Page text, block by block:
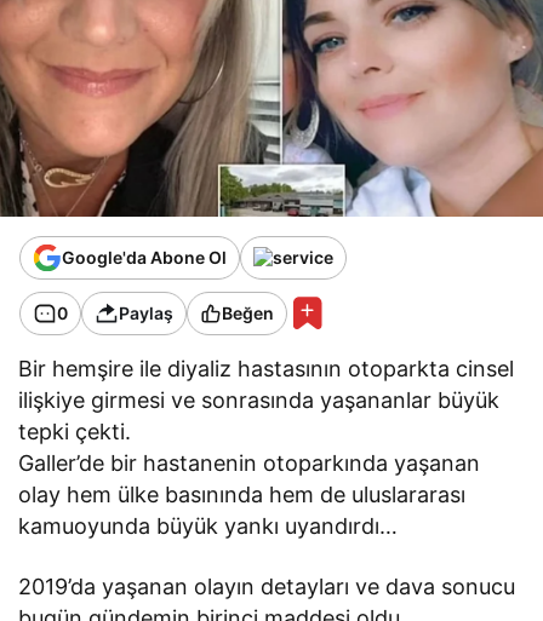
Google'da Abone Ol
0 Paylaş Beğen
Bir hemşire ile diyaliz hastasının otoparkta cinsel
ilişkiye girmesi ve sonrasında yaşananlar büyük
tepki çekti.
Galler’de bir hastanenin otoparkında yaşanan
olay hem ülke basınında hem de uluslararası
kamuoyunda büyük yankı uyandırdı…
2019’da yaşanan olayın detayları ve dava sonucu